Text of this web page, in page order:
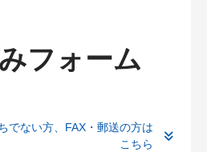
みフォーム
でない方、FAX・郵送の方は
こちら